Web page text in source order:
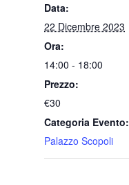
Data:
22 Dicembre 2023
Ora:
14:00 - 18:00
Prezzo:
€30
Categoria Evento:
Palazzo Scopoli